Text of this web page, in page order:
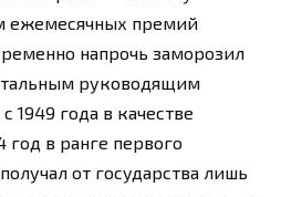
ежемесячных премий
напрочь заморозил
руководящим
1949 года в качестве
год в ранге первого
от государства лишь